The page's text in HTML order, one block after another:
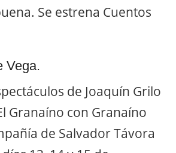
Se estrena Cuentos
Vega.
de Joaquín Grilo
Granaíno con Granaíno
de Salvador Távora